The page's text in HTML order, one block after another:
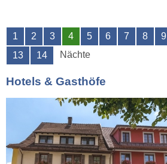
1 2 3 4 5 6 7 8 9
13
14 Nächte
Hotels & Gasthöfe